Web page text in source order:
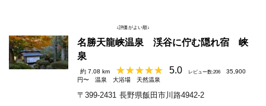
↓評価がよい順↓
名勝天龍峡温泉 渓谷に佇む隠れ宿 峡
泉
約 7.08 km 5.0 レビュー数:206
35,900
円〜
温泉 大浴場 天然温泉
〒399-2431 長野県飯田市川路4942-2